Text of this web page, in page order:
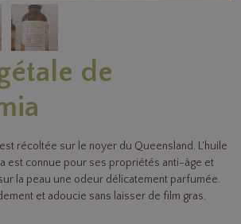
de
récoltée sur le noyer du Queensland. L'huile
est connue pour ses propriétés anti-âge et
la peau une odeur délicatement parfumée.
et adoucie sans laisser de film gras.